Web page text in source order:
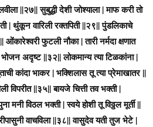
||२७|| सुबुद्धी देशी जोश्याला | माफ करी तो
| थुंकून वारिली रक्तपिती ||२९|| पुंडलिकाचे
फुटली नौका | तारी नर्मदा क्षणात
अदृष्ट ||३२|| लोकमान्य त्या टिळकांना |
कांदा भाकर | भक्शिलास तू त्या प्रेमाखातर ||
विपरीत ||३५|| बायजे चित्ती तव भक्ती |
मनी विठल भक्ती | स्वये होशी तू विठ्ठल मूर्ती ||
वाचविला ||३८|| वासुदेव यती तुज भेटे |